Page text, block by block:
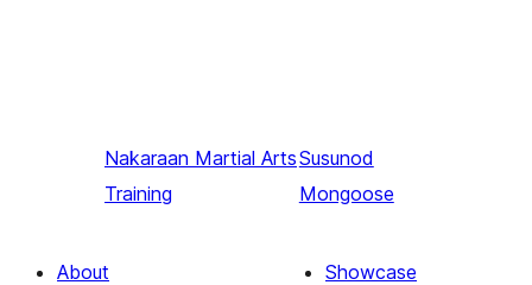
Nakaraan Martial Arts
Training
Susunod
Mongoose
About
Showcase